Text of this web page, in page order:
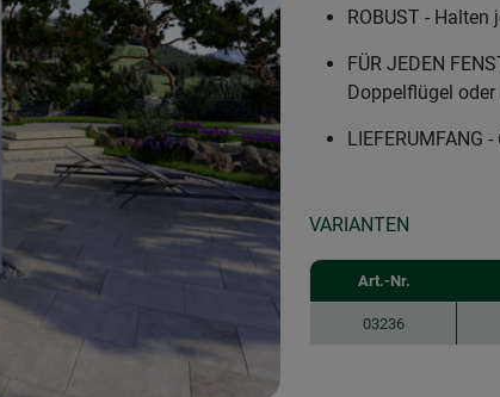
ROBUST - Halten
FÜR JEDEN
Doppelflügel
LIEFERUMFANG
VARIANTEN
Art.-Nr.
03236